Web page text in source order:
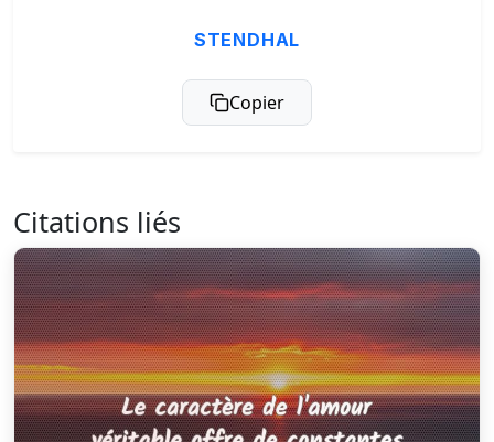
STENDHAL
Copier
Citations liés